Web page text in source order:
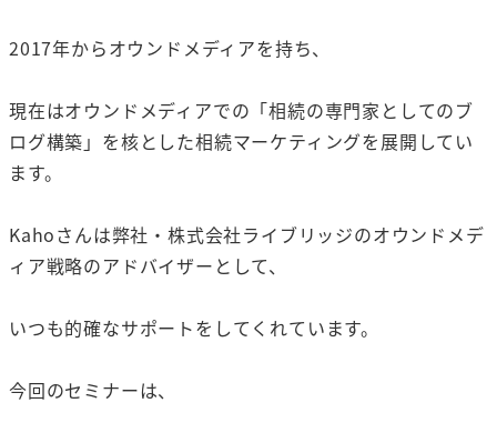
2017年からオウンドメディアを持ち、
現在はオウンドメディアでの「相続の専門家としてのブ
ログ構築」を核とした相続マーケティングを展開してい
ます。
Kahoさんは弊社・株式会社ライブリッジのオウンドメデ
ィア戦略のアドバイザーとして、
いつも的確なサポートをしてくれています。
今回のセミナーは、